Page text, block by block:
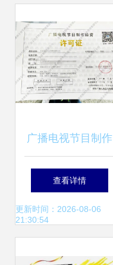
广播电视节目制作
经营许可证 入门指
南与办理指南
查看详情
更新时间：2026-08-06
21:30:54